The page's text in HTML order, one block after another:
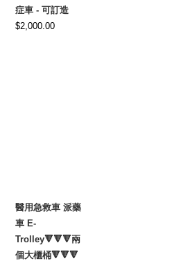
症車 - 可訂造
$2,000.00
醫用急救車 派藥
車 E-
Trolley🔻🔻🔻兩
個大櫃桶🔻🔻🔻